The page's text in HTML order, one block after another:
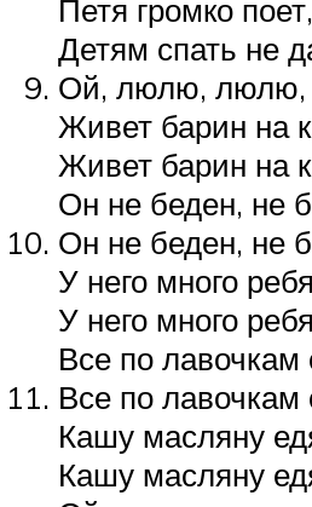
Петя громко поет,
Детям спать не
Ой, люлю,
Живет барин на
Живет барин на
Он не беден, не
Он не беден, не
У него много
У него много
Все по лавочкам
Все по лавочкам
Кашу масляну
Кашу масляну